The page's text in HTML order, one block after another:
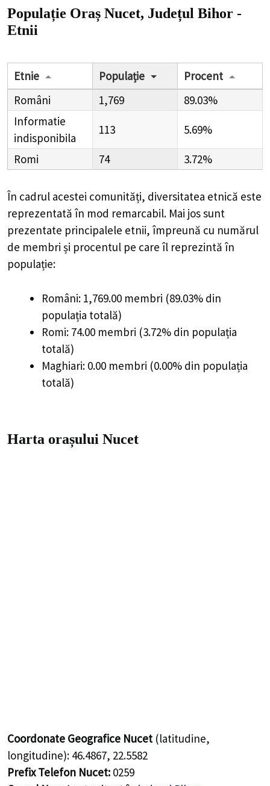
Populație Oraș Nucet, Județul Bihor -
Etnii
Etnie Populație
Procent
Români
1,769
89.03%
Informatie
indisponibila
113 5.69%
Romi 74 3.72%
În cadrul acestei comunități, diversitatea etnică este
reprezentată în mod remarcabil. Mai jos sunt
prezentate principalele etnii, împreună cu numărul
de membri și procentul pe care îl reprezintă în
populație:
Români: 1,769.00 membri (89.03% din
populația totală)
Romi: 74.00 membri (3.72% din populația
totală)
Maghiari: 0.00 membri (0.00% din populația
totală)
Harta orașului Nucet
Coordonate Geografice Nucet (latitudine,
longitudine): 46.4867, 22.5582
Prefix Telefon Nucet: 0259